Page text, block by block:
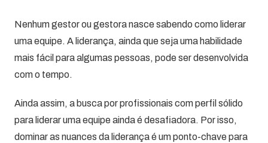
Nenhum gestor ou gestora nasce sabendo como liderar
uma equipe. A liderança, ainda que seja uma habilidade
mais fácil para algumas pessoas, pode ser desenvolvida
com o tempo.
Ainda assim, a busca por profissionais com perfil sólido
para liderar uma equipe ainda é desafiadora. Por isso,
dominar as nuances da liderança é um ponto-chave para